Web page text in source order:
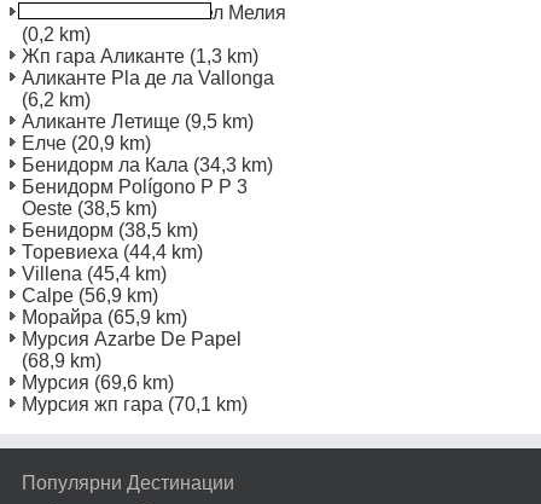
Аликанте Centro хотел Мелия
(0,2 km)
Жп гара Аликанте (1,3 km)
Аликанте Pla де ла Vallonga
(6,2 km)
Аликанте Летище (9,5 km)
Елче (20,9 km)
Бенидорм ла Кала (34,3 km)
Бенидорм Polígono P P 3
Oeste (38,5 km)
Бенидорм (38,5 km)
Торевиеха (44,4 km)
Villena (45,4 km)
Calpe (56,9 km)
Морайра (65,9 km)
Мурсия Azarbe De Papel
(68,9 km)
Мурсия (69,6 km)
Мурсия жп гара (70,1 km)
Популярни Дестинации